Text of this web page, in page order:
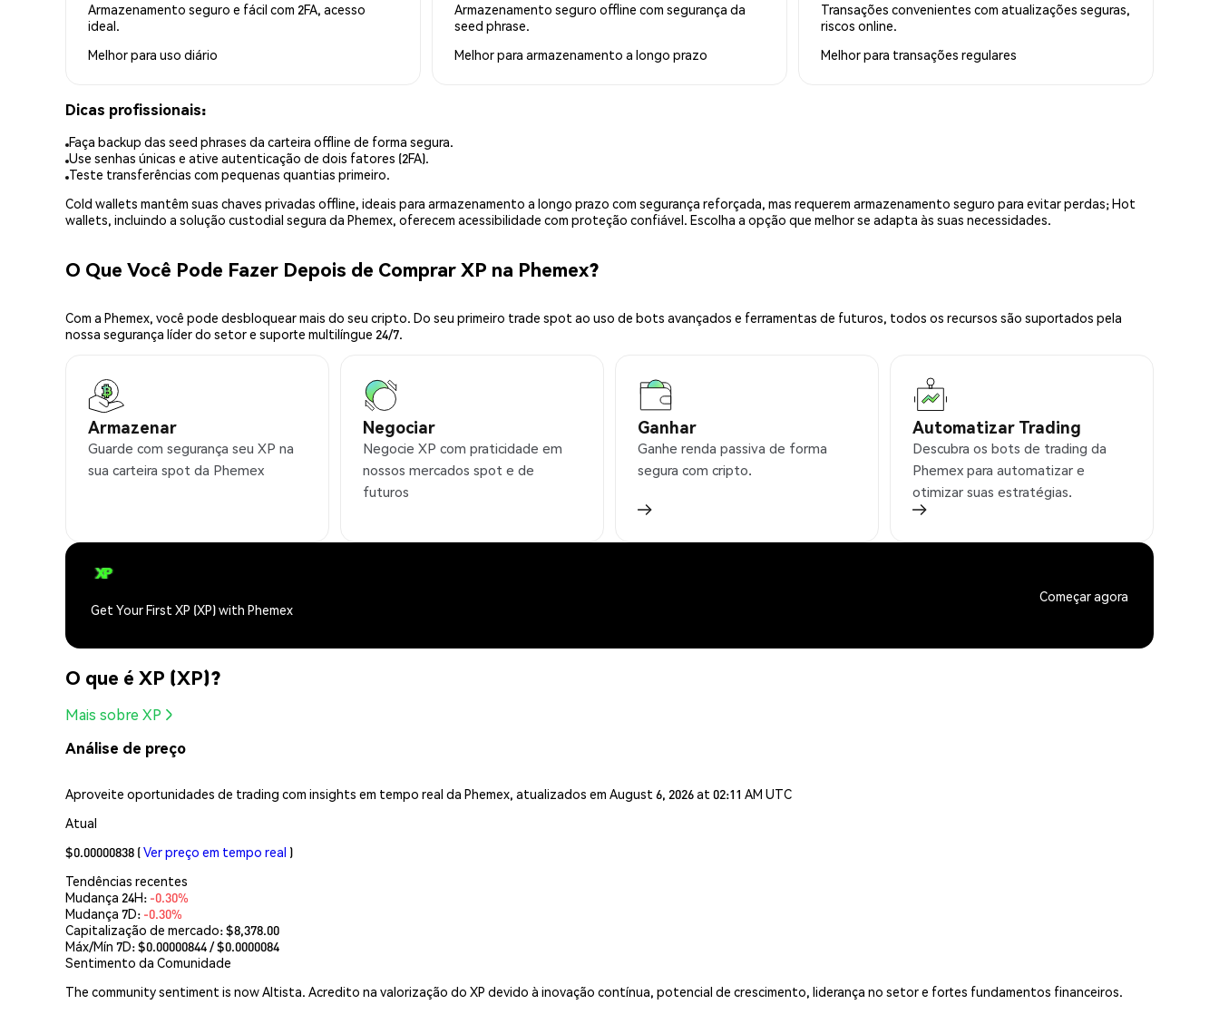
Armazenamento seguro e fácil com 2FA, acesso
ideal.
Melhor para uso diário
Armazenamento seguro offline com segurança da
seed phrase.
Melhor para armazenamento a longo prazo
Transações convenientes com atualizações seguras,
riscos online.
Melhor para transações regulares
Dicas profissionais:
Faça backup das seed phrases da carteira offline de forma segura.
Use senhas únicas e ative autenticação de dois fatores (2FA).
Teste transferências com pequenas quantias primeiro.
Cold wallets mantêm suas chaves privadas offline, ideais para armazenamento a longo prazo com segurança reforçada, mas requerem armazenamento seguro para evitar perdas; Hot
wallets, incluindo a solução custodial segura da Phemex, oferecem acessibilidade com proteção confiável. Escolha a opção que melhor se adapta às suas necessidades.
O Que Você Pode Fazer Depois de Comprar XP na Phemex?
Com a Phemex, você pode desbloquear mais do seu cripto. Do seu primeiro trade spot ao uso de bots avançados e ferramentas de futuros, todos os recursos são suportados pela
nossa segurança líder do setor e suporte multilíngue 24/7.
Armazenar
Guarde com segurança seu XP na
sua carteira spot da Phemex
Negociar
Negocie XP com praticidade em
nossos mercados spot e de
futuros
Ganhar
Ganhe renda passiva de forma
segura com cripto.
Automatizar Trading
Descubra os bots de trading da
Phemex para automatizar e
otimizar suas estratégias.
Get Your First XP (XP) with Phemex
Começar agora
O que é XP (XP)?
Mais sobre XP
Análise de preço
Aproveite oportunidades de trading com insights em tempo real da Phemex, atualizados em August 6, 2026 at 02:11 AM UTC
Atual
$0.00000838 (Ver preço em tempo real )
Tendências recentes
Mudança 24H: -0.30%
Mudança 7D: -0.30%
Capitalização de mercado:$8,378.00
Máx/Mín 7D: $0.00000844/ $0.0000084
Sentimento da Comunidade
The community sentiment is now Altista. Acredito na valorização do XP devido à inovação contínua, potencial de crescimento, liderança no setor e fortes fundamentos financeiros.